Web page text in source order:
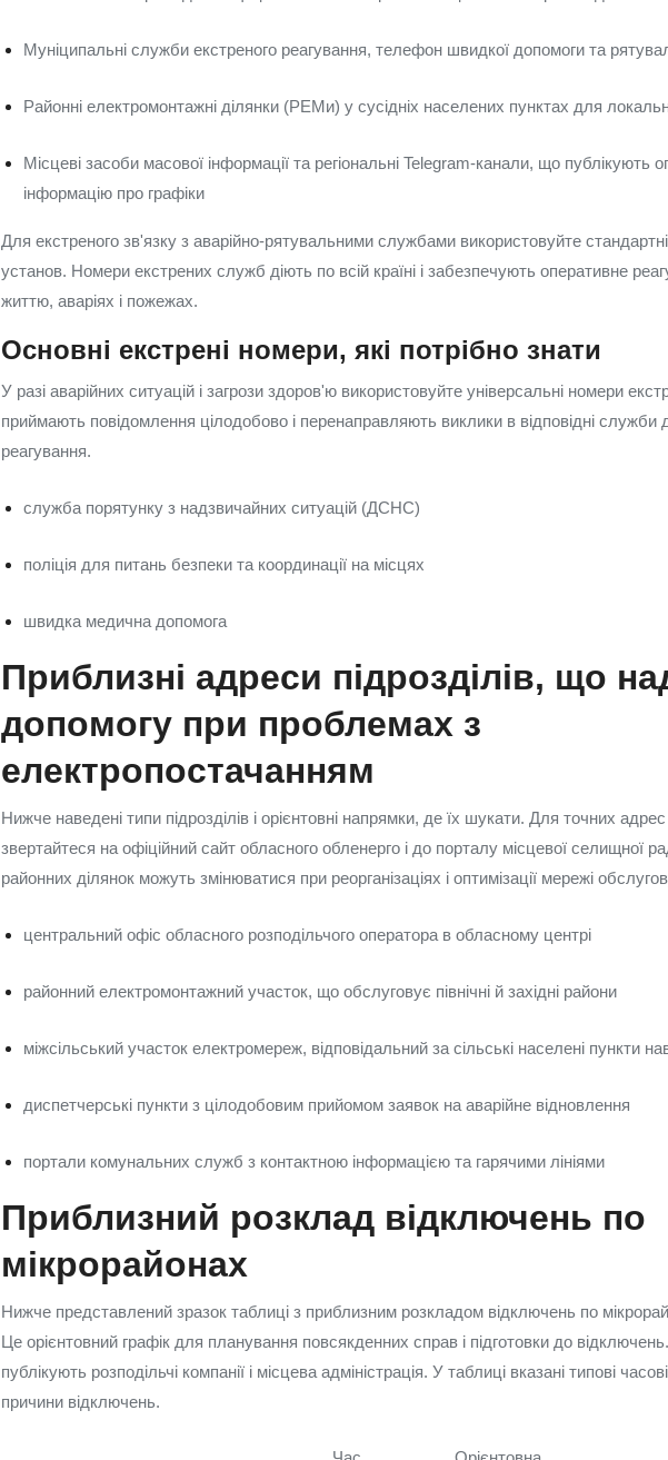
Муніципальні служби екстреного реагування, телефон швидкої допомоги та
Районні електромонтажні ділянки (РЕМи) у сусідніх населених пунктах для
Місцеві засоби масової інформації та регіональні Telegram-канали, що публікують
інформацію про графіки
Для екстреного зв'язку з аварійно-рятувальними службами використовуйте
установ. Номери екстрених служб діють по всій країні і забезпечують оперативне
життю, аваріях і пожежах.
Основні екстрені номери, які потрібно знати
У разі аварійних ситуацій і загрози здоров'ю використовуйте універсальні номери
приймають повідомлення цілодобово і перенаправляють виклики в відповідні служби
реагування.
служба порятунку з надзвичайних ситуацій (ДСНС)
поліція для питань безпеки та координації на місцях
швидка медична допомога
Приблизні адреси підрозділів, що
допомогу при проблемах з
електропостачанням
Нижче наведені типи підрозділів і орієнтовні напрямки, де їх шукати. Для точних адрес
звертайтеся на офіційний сайт обласного обленерго і до порталу місцевої селищної
районних ділянок можуть змінюватися при реорганізаціях і оптимізації мережі
центральний офіс обласного розподільчого оператора в обласному центрі
районний електромонтажний участок, що обслуговує північні й західні райони
міжсільський участок електромереж, відповідальний за сільські населені пункти
диспетчерські пункти з цілодобовим прийомом заявок на аварійне відновлення
портали комунальних служб з контактною інформацією та гарячими лініями
Приблизний розклад відключень по
мікрорайонах
Нижче представлений зразок таблиці з приблизним розкладом відключень по
Це орієнтовний графік для планування повсякденних справ і підготовки до
публікують розподільчі компанії і місцева адміністрація. У таблиці вказані типові
причини відключень.